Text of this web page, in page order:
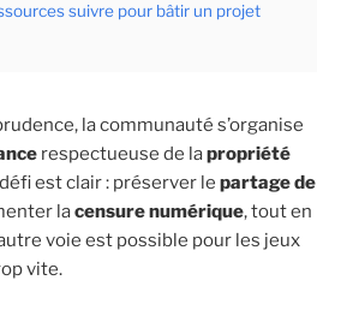
suivre pour bâtir un projet
la communauté s’organise
respectueuse de lapropriété
est clair : préserver le partage de
lacensure numérique, tout en
voie est possible pour les jeux
vite.